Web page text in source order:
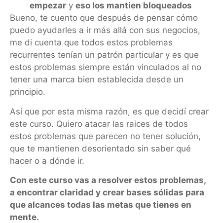
empezar y eso los mantien bloqueados
Bueno, te cuento que después de pensar cómo
puedo ayudarles a ir más allá con sus negocios,
me di cuenta que todos estos problemas
recurrentes tenían un patrón particular y es que
estos problemas siempre están vinculados al no
tener una marca bien establecida desde un
principio.
Así que por esta misma razón, es que decidí crear
este curso. Quiero atacar las raices de todos
estos problemas que parecen no tener solución,
que te mantienen desorientado sin saber qué
hacer o a dónde ir.
Con este curso vas a resolver estos problemas,
a encontrar claridad y crear bases sólidas para
que alcances todas las metas que tienes en
mente.